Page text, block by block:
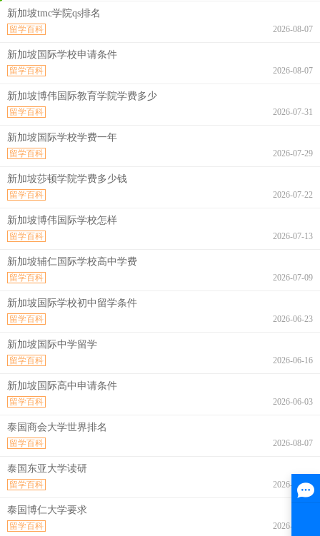
新加坡tmc学院qs排名
2026-08-07
留学百科
新加坡国际学校申请条件
2026-08-07
留学百科
新加坡博伟国际教育学院学费多少
2026-07-31
留学百科
新加坡国际学校学费一年
2026-07-29
留学百科
新加坡莎顿学院学费多少钱
2026-07-22
留学百科
新加坡博伟国际学校怎样
2026-07-13
留学百科
新加坡辅仁国际学校高中学费
2026-07-09
留学百科
新加坡国际学校初中留学条件
2026-06-23
留学百科
新加坡国际中学留学
2026-06-16
留学百科
新加坡国际高中申请条件
2026-06-03
留学百科
泰国商会大学世界排名
2026-08-07
留学百科
泰国东亚大学读研
2026-08-07
留学百科
泰国博仁大学要求
2026-08-07
留学百科